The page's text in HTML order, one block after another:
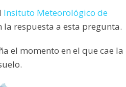
Insituto Meteorológico de
la respuesta a esta pregunta.
el momento en el que cae la